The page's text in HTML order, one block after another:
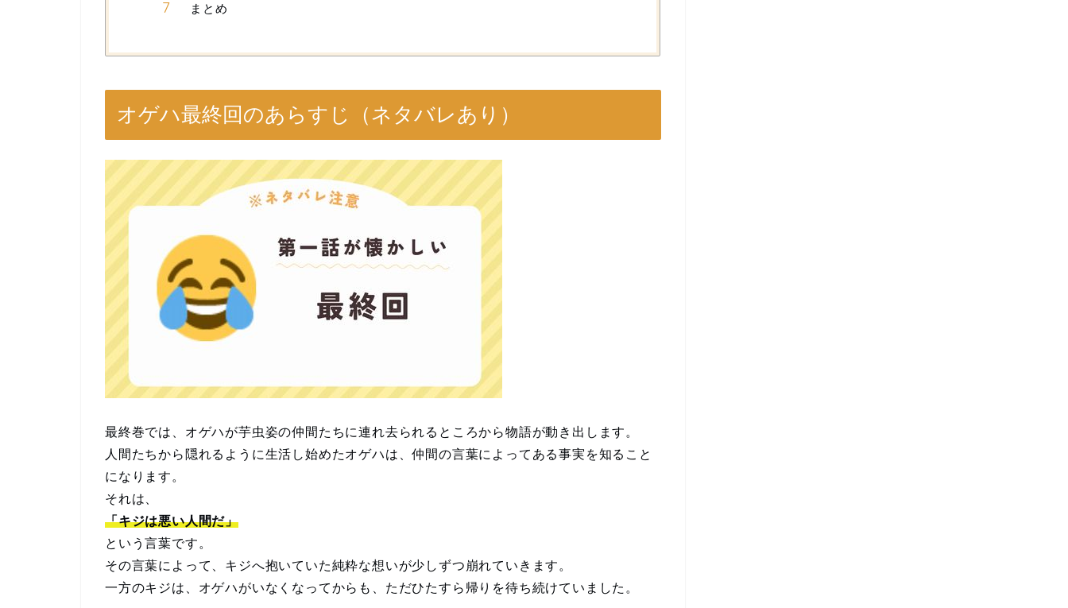
まとめ
オゲハ最終回のあらすじ（ネタバレあり）
最終巻では、オゲハが芋虫姿の仲間たちに連れ去られるところから物語が動き出します。
人間たちから隠れるように生活し始めたオゲハは、仲間の言葉によってある事実を知ること
になります。
それは、
「キジは悪い人間だ」
という言葉です。
その言葉によって、キジへ抱いていた純粋な想いが少しずつ崩れていきます。
一方のキジは、オゲハがいなくなってからも、ただひたすら帰りを待ち続けていました。